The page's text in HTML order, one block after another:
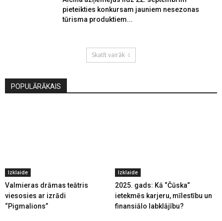
pieteikties konkursam jauniem nesezonas
tūrisma produktiem...
Skatīt vairāk
POPULĀRĀKAIS
Izklaide
Valmieras drāmas teātris
viesosies ar izrādi
“Pigmalions”
Izklaide
2025. gads: Kā “Čūska”
ietekmēs karjeru, mīlestību un
finansiālo labklājību?